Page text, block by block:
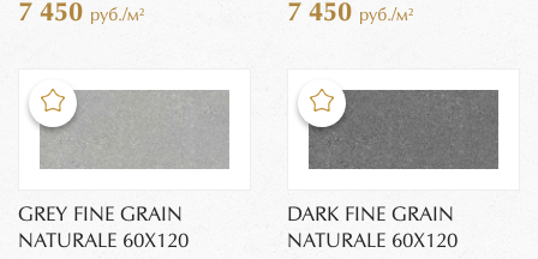
7 450 руб./м² 7 450 руб./м²
GREY FINE GRAIN
NATURALE 60X120
DARK FINE GRAIN
NATURALE 60X120